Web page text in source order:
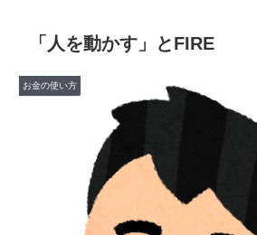
「人を動かす」とFIRE
お金の使い方